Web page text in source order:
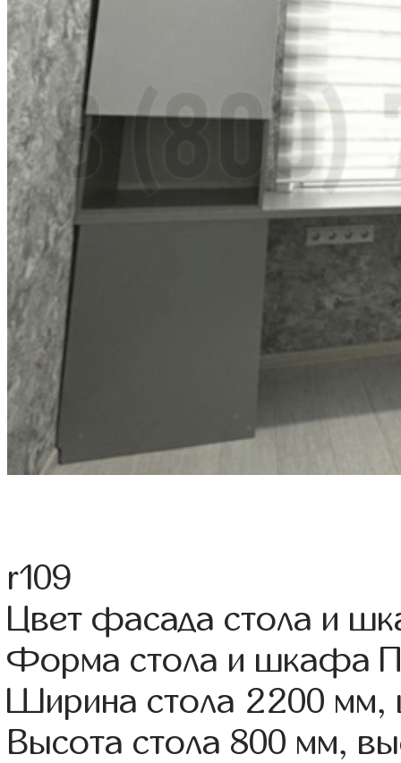
r109
Цвет фасада стола и
Форма стола и шкафа
Ширина стола 2200
Высота стола 800 мм,